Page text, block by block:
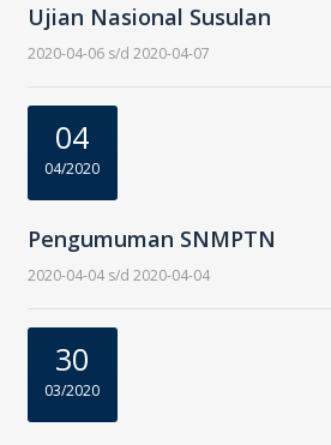
Ujian Nasional Susulan
2020-04-06 s/d 2020-04-07
04
04/2020
Pengumuman SNMPTN
2020-04-04 s/d 2020-04-04
30
03/2020